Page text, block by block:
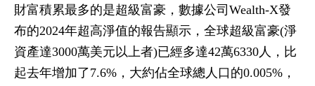
財富積累最多的是超級富豪，數據公司Wealth-X發
布的2024年超高淨值的報告顯示，全球超級富豪(淨
資產達3000萬美元以上者)已經多達42萬6330人，比
起去年增加了7.6%，大約佔全球總人口的0.005%，